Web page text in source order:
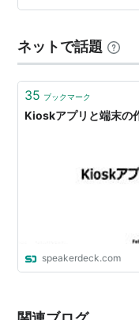
した作業は、物理
組みも準備してあり
心として、それと
ネットで話題
35 ブックマーク
Kioskアプリと端末の
speakerdeck.com